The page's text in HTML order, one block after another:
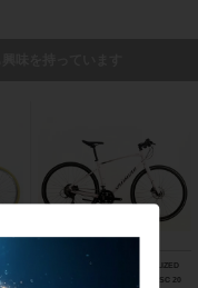
2
ク
美品 スペシャライズド SPECIALIZED
SIRRUS 3.0 microSHIFT 油圧DISC 20